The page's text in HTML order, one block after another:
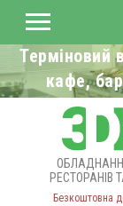
Терміновий
кафе,
РЕСТОРАНІВ
Безкоштовна